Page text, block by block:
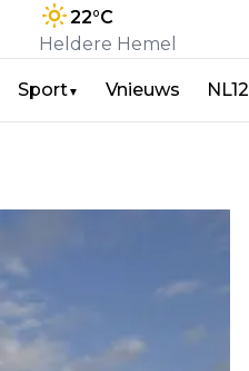
22°C
Heldere Hemel
Sport▼ Vnieuws NL12